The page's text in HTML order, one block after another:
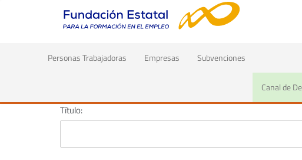
Personas Trabajadoras (current)Empresas Subvenciones
Canal de
Publicaciones
Título: